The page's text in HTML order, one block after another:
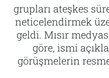
grupları ateşkes
neticelendirmek
geldi. Mısır
göre, ismi
görüşmelerin
Tercüme
İktibas
Büyük Doğu-İbda
Tercüme
İktibas
Büyük Doğu-İbda
Tüm Manşetler
Son Dakika
Haber Arşivi